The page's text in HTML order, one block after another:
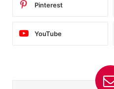
Pinterest
YouTube